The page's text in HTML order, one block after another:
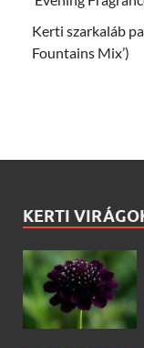
Kerti szarkaláb
Fountains Mix’)
KERTI